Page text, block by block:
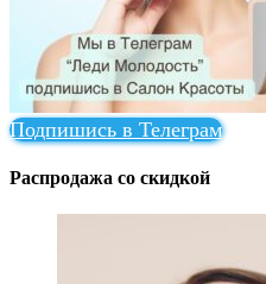
Подпишись в Телеграм
Распродажа со скидкой